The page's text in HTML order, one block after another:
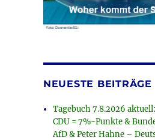
NEUESTE BEITRÄGE
Tagebuch 7.8.2026
CDU = 7%-Punkte &
AfD & Peter Hahne –